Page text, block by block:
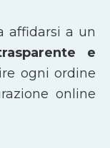
affidarsi a un
e
ogni ordine
online